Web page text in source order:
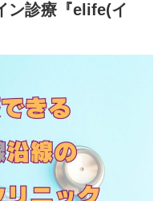
ン診療『elife(イ